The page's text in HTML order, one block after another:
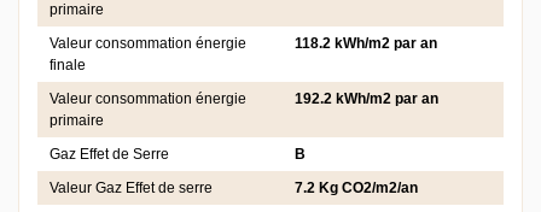
primaire
Valeur consommation énergie
finale
118.2 kWh/m2 par an
Valeur consommation énergie
primaire
192.2 kWh/m2 par an
Gaz Effet de Serre
B
Valeur Gaz Effet de serre
7.2 Kg CO2/m2/an